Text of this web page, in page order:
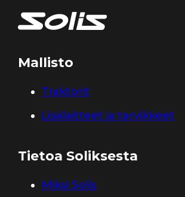
Mallisto
Traktorit
Lisälaitteet ja tarvikkeet
Tietoa Soliksesta
Miksi Solis